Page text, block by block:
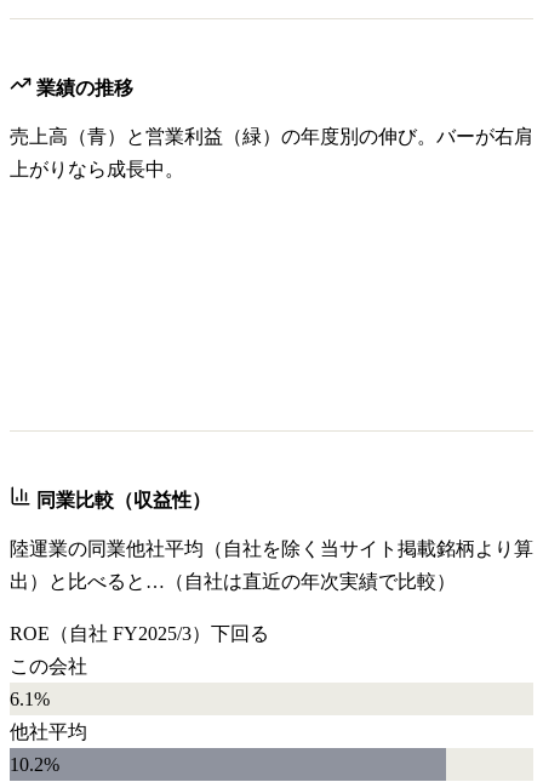
業績の推移
売上高（青）と営業利益（緑）の年度別の伸び。バーが右肩
上がりなら成長中。
同業比較（収益性）
陸運業の同業他社平均（自社を除く当サイト掲載銘柄より算
出）と比べると…（自社は直近の年次実績で比較）
ROE （自社 FY2025/3） 下回る
この会社
6.1%
他社平均
10.2%